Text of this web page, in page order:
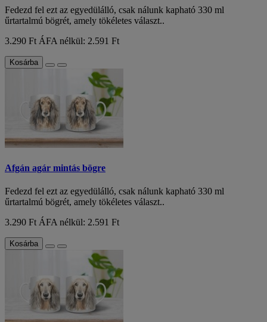
Fedezd fel ezt az egyedülálló, csak nálunk kapható 330 ml
űrtartalmú bögrét, amely tökéletes választ..
3.290 Ft ÁFA nélkül: 2.591 Ft
Kosárba
Afgán agár mintás bögre
Fedezd fel ezt az egyedülálló, csak nálunk kapható 330 ml
űrtartalmú bögrét, amely tökéletes választ..
3.290 Ft ÁFA nélkül: 2.591 Ft
Kosárba